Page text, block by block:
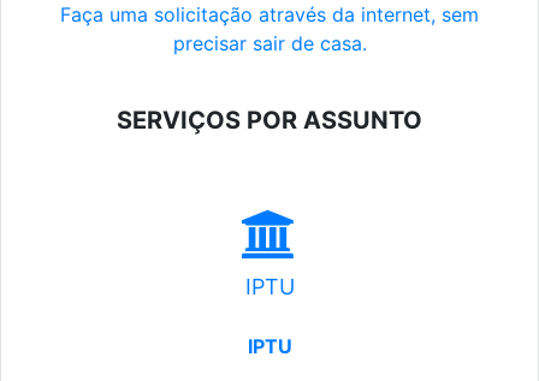
Faça uma solicitação através da internet, sem
precisar sair de casa.
SERVIÇOS POR ASSUNTO
IPTU
IPTU